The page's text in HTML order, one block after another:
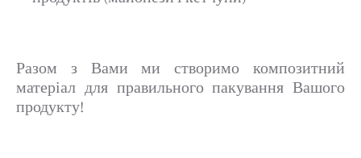
Разом з Вами ми створимо композитний
матеріал для правильного пакування Вашого
продукту!